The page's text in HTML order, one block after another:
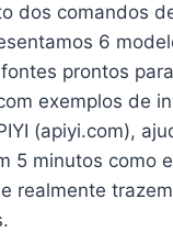
dos comandos
6
prontos
exemplos de
(apiyi.com),
5 minutos como
realmente